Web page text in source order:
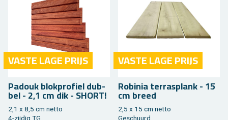
VASTE LAGE PRIJS
Pa­douk blok­pro­fiel dub­
bel - 2,1 cm dik - SHORT!
2,1 x 8,5 cm netto
4-zij­dig TG
VASTE LAGE PRIJS
Ro­bi­nia ter­ras­plank - 15
cm breed
2,5 x 15 cm netto
Ge­schuurd